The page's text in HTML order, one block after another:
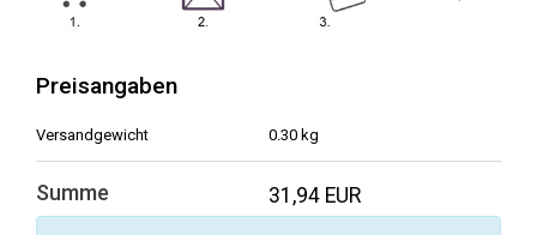
Preisangaben
Versandgewicht 0.30 kg
Summe 31,94 EUR